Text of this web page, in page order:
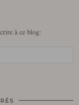
à ce blog: